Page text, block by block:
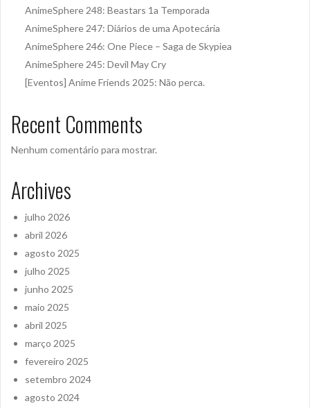
AnimeSphere 248: Beastars 1a Temporada
AnimeSphere 247: Diários de uma Apotecária
AnimeSphere 246: One Piece – Saga de Skypiea
AnimeSphere 245: Devil May Cry
[Eventos] Anime Friends 2025: Não perca.
Recent Comments
Nenhum comentário para mostrar.
Archives
julho 2026
abril 2026
agosto 2025
julho 2025
junho 2025
maio 2025
abril 2025
março 2025
fevereiro 2025
setembro 2024
agosto 2024